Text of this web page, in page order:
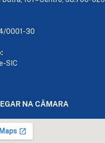
0001-30
SIC
NA CÂMARA